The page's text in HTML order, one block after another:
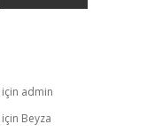
için admin
için Beyza